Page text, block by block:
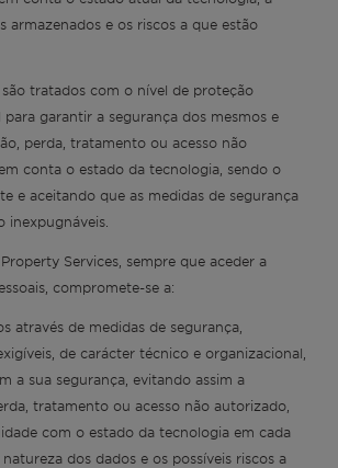
armazenados e os riscos a que estão
são tratados com o nível de proteção
para garantir a segurança dos mesmos e
perda, tratamento ou acesso não
conta o estado da tecnologia, sendo o
e aceitando que as medidas de segurança
inexpugnáveis.
Services, sempre que aceder a
compromete-se a:
através de medidas de segurança,
de carácter técnico e organizacional,
a sua segurança, evitando assim a
tratamento ou acesso não autorizado,
com o estado da tecnologia em cada
dos dados e os possíveis riscos a